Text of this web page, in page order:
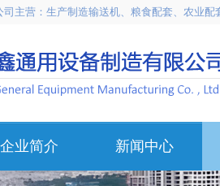
主营：生产制造输送机、粮食配套、农业
企业简介 新闻中心